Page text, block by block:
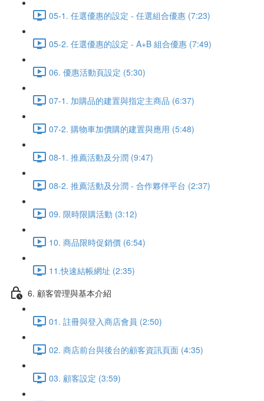
05-1. 任選優惠的設定 - 任選組合優惠 (7:23)
05-2. 任選優惠的設定 - A+B 組合優惠 (7:49)
06. 優惠活動頁設定 (5:30)
07-1. 加購品的建置與指定主商品 (6:37)
07-2. 購物車加價購的建置與應用 (5:48)
08-1. 推薦活動及分潤 (9:47)
08-2. 推薦活動及分潤 - 合作夥伴平台 (2:37)
09. 限時限購活動 (3:12)
10. 商品限時促銷價 (6:54)
11.快速結帳網址 (2:35)
6. 顧客管理與基本介紹
01. 註冊與登入商店會員 (2:50)
02. 商店前台與後台的顧客資訊頁面 (4:35)
03. 顧客設定 (3:59)